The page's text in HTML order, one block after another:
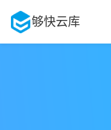
够快云库